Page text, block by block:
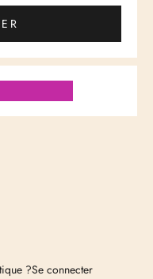
?Se connecter